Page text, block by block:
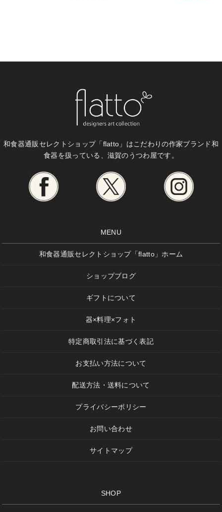
和食器通販セレクトショップ「flatto」はこだわりの作家ブランド和
食器を扱っている、滋賀のうつわ屋です。
MENU
和食器通販セレクトショップ「flatto」ホーム
ショップブログ
ギフトについて
器×料理×フォト
特定商取引法に基づく表記
お支払い方法について
配送方法・送料について
プライバシーポリシー
お問い合わせ
サイトマップ
SHOP